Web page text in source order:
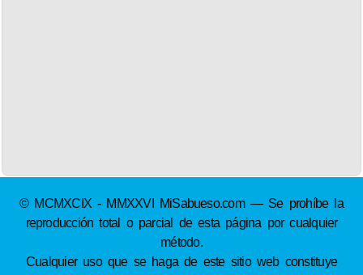
© MCMXCIX - MMXXVI MiSabueso.com — Se prohíbe la
reproducción total o parcial de esta página por cualquier
método.
Cualquier uso que se haga de este sitio web constituye